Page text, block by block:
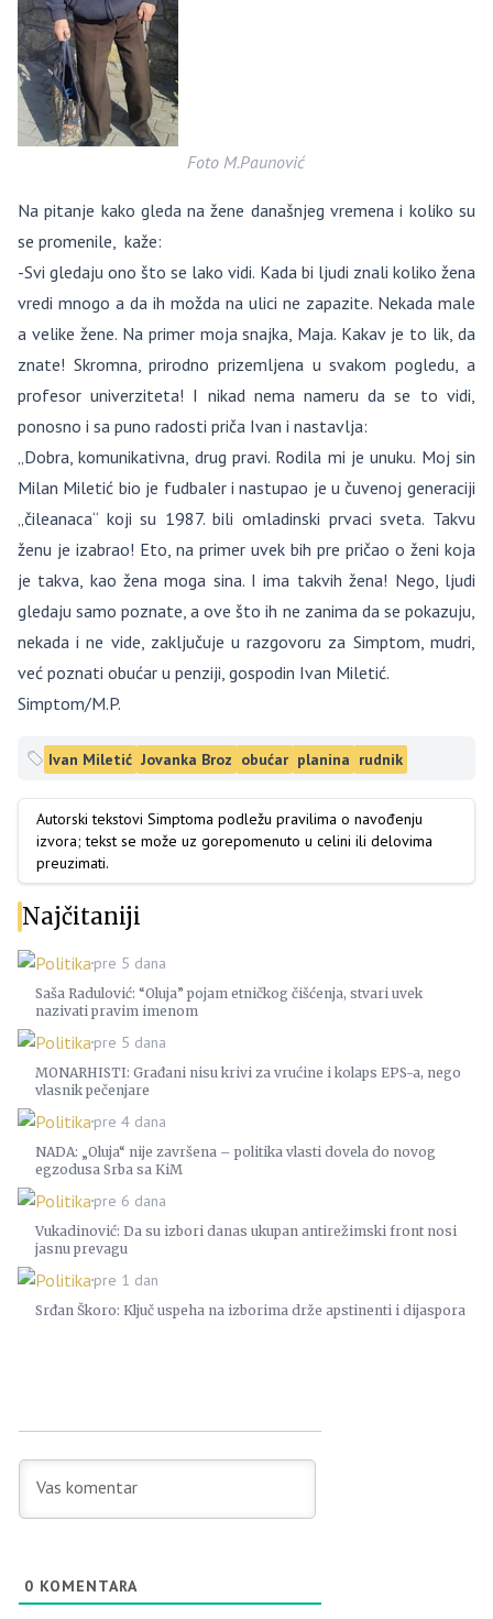
Foto M.Paunović
Na pitanje kako gleda na žene današnjeg vremena i koliko su
se promenile, kaže:
-Svi gledaju ono što se lako vidi. Kada bi ljudi znali koliko žena
vredi mnogo a da ih možda na ulici ne zapazite. Nekada male
a velike žene. Na primer moja snajka, Maja. Kakav je to lik, da
znate! Skromna, prirodno prizemljena u svakom pogledu, a
profesor univerziteta! I nikad nema nameru da se to vidi,
ponosno i sa puno radosti priča Ivan i nastavlja:
„Dobra, komunikativna, drug pravi. Rodila mi je unuku. Moj sin
Milan Miletić bio je fudbaler i nastupao je u čuvenoj generaciji
„čileanaca“ koji su 1987. bili omladinski prvaci sveta. Takvu
ženu je izabrao! Eto, na primer uvek bih pre pričao o ženi koja
je takva, kao žena moga sina. I ima takvih žena! Nego, ljudi
gledaju samo poznate, a ove što ih ne zanima da se pokazuju,
nekada i ne vide, zaključuje u razgovoru za Simptom, mudri,
već poznati obućar u penziji, gospodin Ivan Miletić.
Simptom/M.P.
Ivan Miletić Jovanka Broz obućar planina rudnik
Autorski tekstovi Simptoma podležu pravilima o navođenju
izvora; tekst se može uz gorepomenuto u celini ili delovima
preuzimati.
Najčitaniji
Politika pre 5 dana
Saša Radulović: “Oluja” pojam etničkog čišćenja, stvari uvek
nazivati pravim imenom
Politika pre 5 dana
MONARHISTI: Građani nisu krivi za vrućine i kolaps EPS-a, nego
vlasnik pečenjare
Politika pre 4 dana
NADA: „Oluja“ nije završena – politika vlasti dovela do novog
egzodusa Srba sa KiM
Politika pre 6 dana
Vukadinović: Da su izbori danas ukupan antirežimski front nosi
jasnu prevagu
Politika pre 1 dan
Srđan Škoro: Ključ uspeha na izborima drže apstinenti i dijaspora
0 KOMENTARA